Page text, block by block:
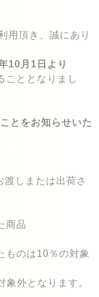
用頂き、誠にあり
10 月 1 日より
こととなりまし
とをお知らせいた
しまたは出荷さ
商品
ものは10％の対象
外となります。